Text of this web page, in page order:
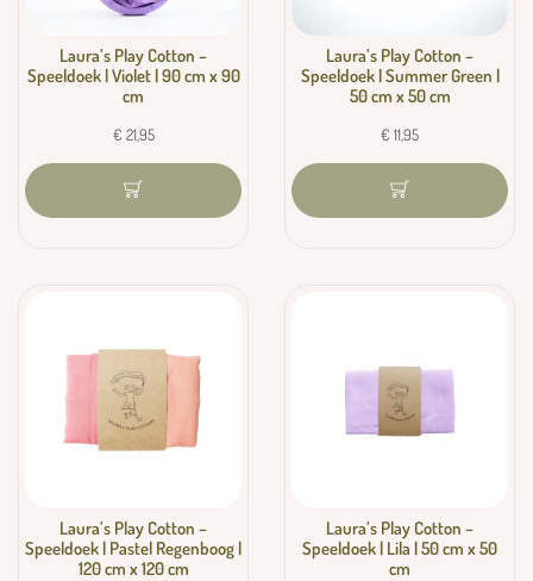
Laura’s Play Cotton –
Speeldoek | Violet | 90 cm x 90
cm
€ 21,95
Laura’s Play Cotton –
Speeldoek | Summer Green |
50 cm x 50 cm
€ 11,95
Laura’s Play Cotton –
Speeldoek | Pastel Regenboog |
120 cm x 120 cm
Laura’s Play Cotton –
Speeldoek | Lila | 50 cm x 50
cm